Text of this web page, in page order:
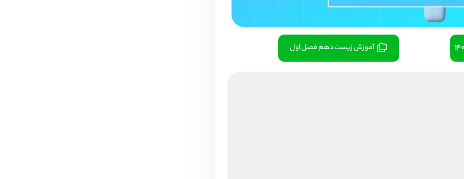
آموزش زیست دهم فصل اول